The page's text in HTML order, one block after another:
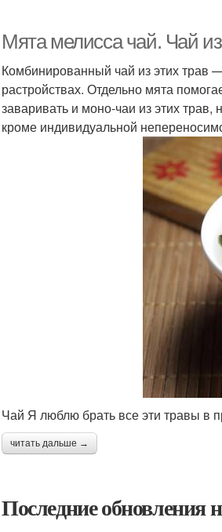
Мята мелисса чай. Чай
Комбинированный чай из этих трав
растройствах. Отдельно мята
заваривать и моно-чаи из этих
кроме индивидуальной
Чай Я люблю брать все эти травы в
читать дальше →
Последние обновления